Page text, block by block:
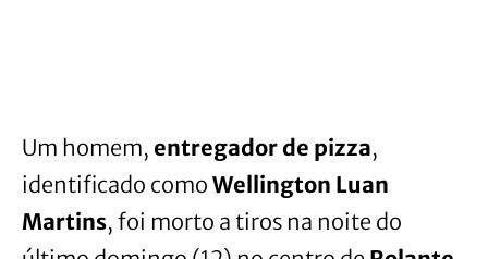
Um homem, entregador de pizza,
identificado como Wellington Luan
Martins, foi morto a tiros na noite do